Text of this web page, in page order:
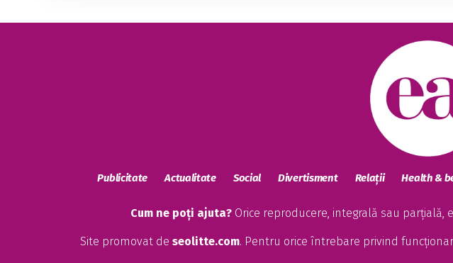
Publicitate Actualitate Social Divertisment Relații Health &
Cum ne poți ajuta? Orice reproducere, integrală sau
Site promovat de seolitte.com. Pentru orice întrebare privind